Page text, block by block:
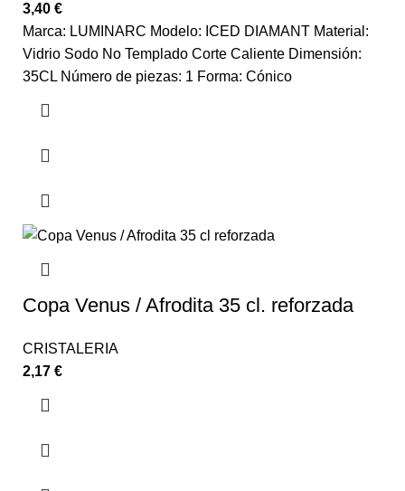
3,40 €
Marca: LUMINARC Modelo: ICED DIAMANT Material:
Vidrio Sodo No Templado Corte Caliente Dimensión:
35CL Número de piezas: 1 Forma: Cónico
Copa Venus / Afrodita 35 cl. reforzada
CRISTALERIA
2,17 €